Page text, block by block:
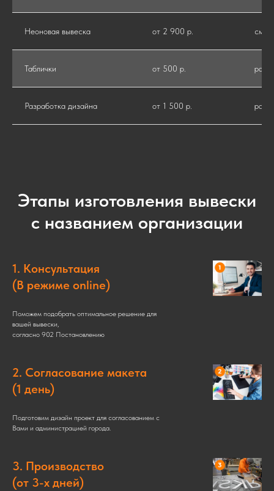
Неоновая вывеска от 2 900 р. см
Таблички от 500 р.
Разработка дизайна от 1 500 р.
Этапы изготовления вывески
с названием организации
1. Консультация
(В режиме online)
Поможем подобрать оптимальное решение для
вашей вывески,
согласно 902 Постановлению
2. Согласование макета
(1 день)
Подготовим дизайн проект для согласованием с
Вами и администрацией города.
3. Производство
(от 3-х дней)